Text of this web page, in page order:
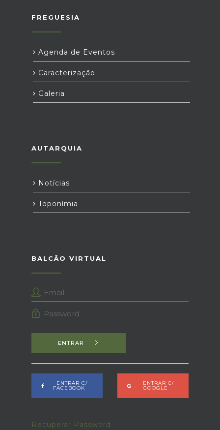
FREGUESIA
Agenda de Eventos
Caracterização
Galeria
AUTARQUIA
Notícias
Toponímia
BALCÃO VIRTUAL
ENTRAR
ENTRAR C/
FACEBOOK
ENTRAR C/
GOOGLE
Recuperar Password